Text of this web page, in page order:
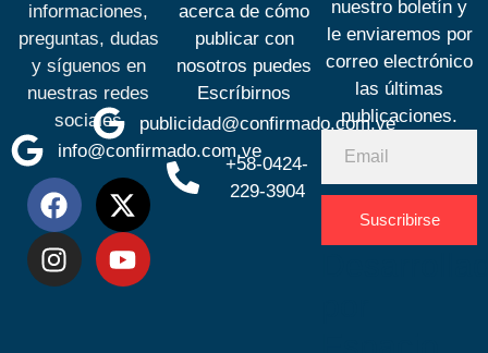
informaciones,
preguntas, dudas
y síguenos en
nuestras redes
sociales
info@confirmado.com.ve
acerca de cómo
publicar con
nosotros puedes
Escríbirnos
publicidad@confirmado.com.ve
+58-0424-
229-3904
nuestro boletín y
le enviaremos por
correo electrónico
las últimas
publicaciones.
Suscribirse